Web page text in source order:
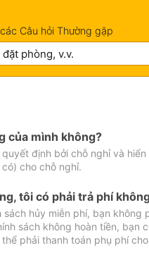
Câu hỏi Thường gặp
của mình không?
định bởi chỗ nghỉ và
cho chỗ nghỉ.
tôi có phải trả phí
hủy miễn phí, bạn
sách không hoàn tiền,
phải thanh toán phụ phí